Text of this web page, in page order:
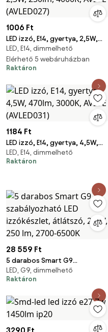
1006 Ft
LED izzó, E14, gyertya, 2,5W,
250lm, 4000K, AVIDE (AVLED027)
LED, E14, dimmelhető
Elérhető 5 webáruházban
Raktáron
1184 Ft
LED izzó, E14, gyertya, 4,5W,
470lm, 3000K, AVIDE (AVLED031)
LED, E14, dimmelhető
Raktáron
28 559 Ft
5 darabos Smart G9
szabályozható LED izzókészlet,
átlátszó, 2,5W, 250 lm, 2700-
LED, G9, dimmelhető
Raktáron
3290 Ft